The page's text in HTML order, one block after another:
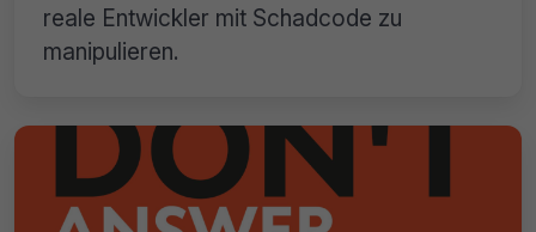
reale Entwickler mit Schadcode zu
manipulieren.